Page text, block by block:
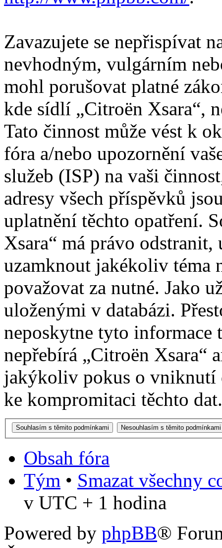
Zavazujete se nepřispívat
nevhodným, vulgárním
mohl porušovat platné
kde sídlí „Citroën Xsara“,
Tato činnost může vést k
fóra a/nebo upozornění
služeb (ISP) na vaši
adresy všech příspěvků
uplatnění těchto opatření.
Xsara“ má právo
uzamknout jakékoliv téma
považovat za nutné. Jako
uloženými v databázi.
neposkytne tyto informace
nepřebírá „Citroën Xsara“
jakýkoliv pokus o vniknutí
ke kompromitaci těchto dat.
Obsah fóra
Tým • Smazat všechny
v UTC + 1 hodina
Powered by phpBB®